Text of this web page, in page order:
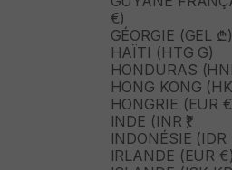
€)
GÉORGIE (GEL ₾)
HAÏTI (HTG G)
HONDURAS
HONG KONG
HONGRIE (EUR
INDE (INR ₹)
INDONÉSIE (IDR
IRLANDE (EUR €)